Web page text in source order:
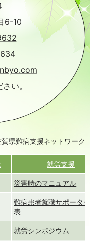
6-10
い。
県難病支援ネットワーク
就労支援
災害時のマニュアル
難病患者就職サポータ
表
就労シンポジウム